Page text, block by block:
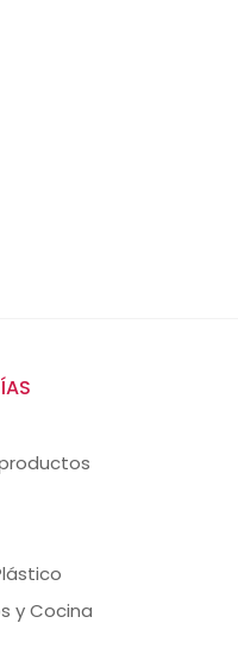
y Cocina